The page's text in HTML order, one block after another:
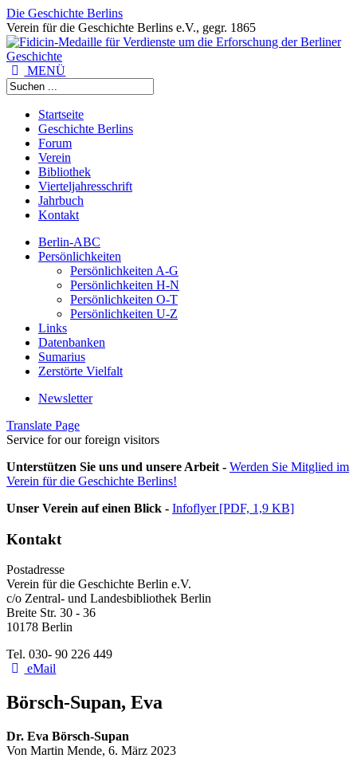
Die Geschichte Berlins
Verein für die Geschichte Berlins e.V., gegr. 1865
MENÜ
Startseite
Geschichte Berlins
Forum
Verein
Bibliothek
Vierteljahresschrift
Jahrbuch
Kontakt
Berlin-ABC
Persönlichkeiten
Persönlichkeiten A-G
Persönlichkeiten H-N
Persönlichkeiten O-T
Persönlichkeiten U-Z
Links
Datenbanken
Sumarius
Zerstörte Vielfalt
Newsletter
Translate Page
Service for our foreign visitors
Unterstützen Sie uns und unsere Arbeit - Werden Sie Mitglied im
Verein für die Geschichte Berlins!
Unser Verein auf einen Blick - Infoflyer [PDF, 1,9 KB]
Kontakt
Postadresse
Verein für die Geschichte Berlin e.V.
c/o Zentral- und Landesbibliothek Berlin
Breite Str. 30 - 36
10178 Berlin
Tel. 030- 90 226 449
eMail
Börsch-Supan, Eva
Dr. Eva Börsch-Supan
Von Martin Mende, 6. März 2023